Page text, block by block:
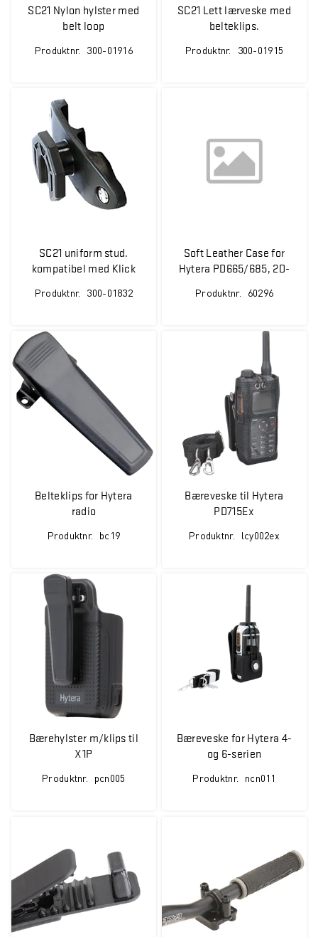
SC21 Nylon hylster med
belt loop
Produktnr. 300-01916
SC21 Lett lærveske med
belteklips.
Produktnr. 300-01915
SC21 uniform stud.
kompatibel med Klick
Produktnr. 300-01832
Soft Leather Case for
Hytera PD665/685, 2D-
Produktnr. 60296
Belteklips for Hytera
radio
Produktnr. bc19
Bæreveske til Hytera
PD715Ex
Produktnr. lcy002ex
Bærehylster m/klips til
X1P
Produktnr. pcn005
Bæreveske for Hytera 4-
og 6-serien
Produktnr. ncn011